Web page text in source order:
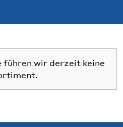
führen wir derzeit keine